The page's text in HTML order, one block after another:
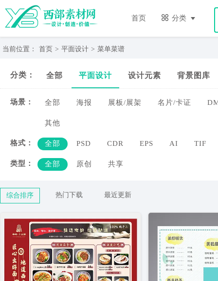
首页 分类
菜
谱-
西
网
当前位置： 首页 > 平面设计 > 菜单菜谱
分类： 全部 平面设计 设计元素 背景图库
场景： 全部 海报 展板/展架 名片/卡证
其他
格式： 全部 PSD CDR EPS AI TIF
类型： 全部 原创 共享
综合排序 热门下载 最近更新